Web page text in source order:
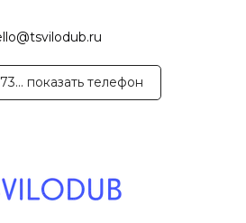
показать телефон